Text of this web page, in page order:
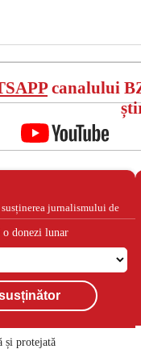
canalului
jurnalismului de
o donezi lunar
și protejată